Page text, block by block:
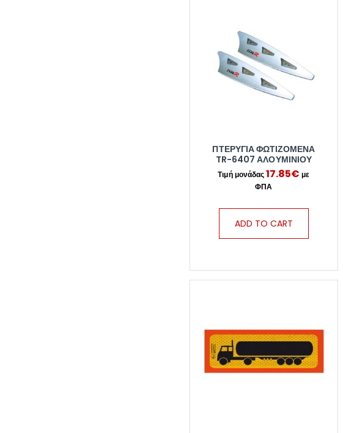
ΠΤΕΡΥΓΙΑ ΦΩΤΙΖΟΜΕΝΑ
TR-6407 ΑΛΟΥΜΙΝΙΟΥ
17.85€
ADD TO CART